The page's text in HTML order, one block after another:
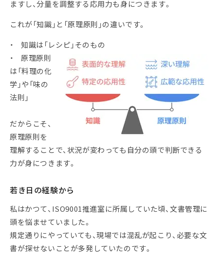
ますし、分量を調整する応用力も身につきます。
これが「知識」と「原理原則」の違いです。
・ 知識は「レシピ」そのもの
・ 原理原則
は「料理の化
学」や「味の
法則」
だからこそ、
原理原則を
理解することで、状況が変わっても自分の頭で判断できる
力が身につきます。
若き日の経験から
私はかつて、ISO9001推進室に所属していた頃、文書管理に
頭を悩ませていました。
規定通りにやっていても、現場では混乱が起こり、必要な文
書が探せないことが多発していたのです。